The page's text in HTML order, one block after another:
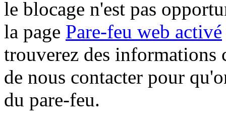
le blocage n'est pas
la page Pare-feu web activé
trouverez des informations
de nous contacter pour
du pare-feu.